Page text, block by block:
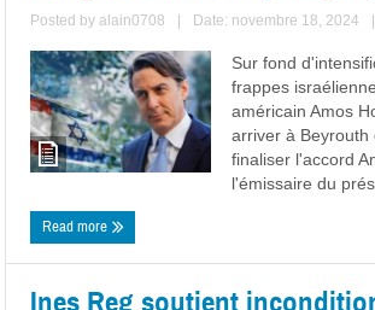
Posted byalain0708 Date: novembre 18, 2024
Sur fond
frappes
américain Amos
arriver à
finaliser l'accord
l'émissaire du
Read more
Ines Reg soutient